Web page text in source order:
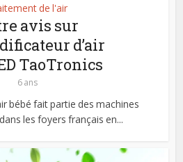
de l'air
avis sur
d’air
TaoTronics
6 ans
bébé fait partie des machines
les foyers français en...